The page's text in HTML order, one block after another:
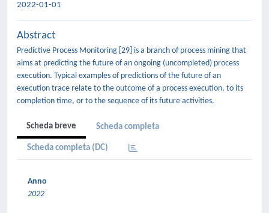
2022-01-01
Abstract
Predictive Process Monitoring [29] is a branch of process mining that
aims at predicting the future of an ongoing (uncompleted) process
execution. Typical examples of predictions of the future of an
execution trace relate to the outcome of a process execution, to its
completion time, or to the sequence of its future activities.
Scheda breve Scheda completa
Scheda completa (DC)
Anno
2022